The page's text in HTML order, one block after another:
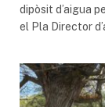
dipòsit d’aigua
el Pla Director